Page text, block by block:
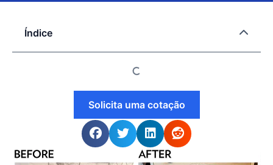
Índice
Solicita uma cotação